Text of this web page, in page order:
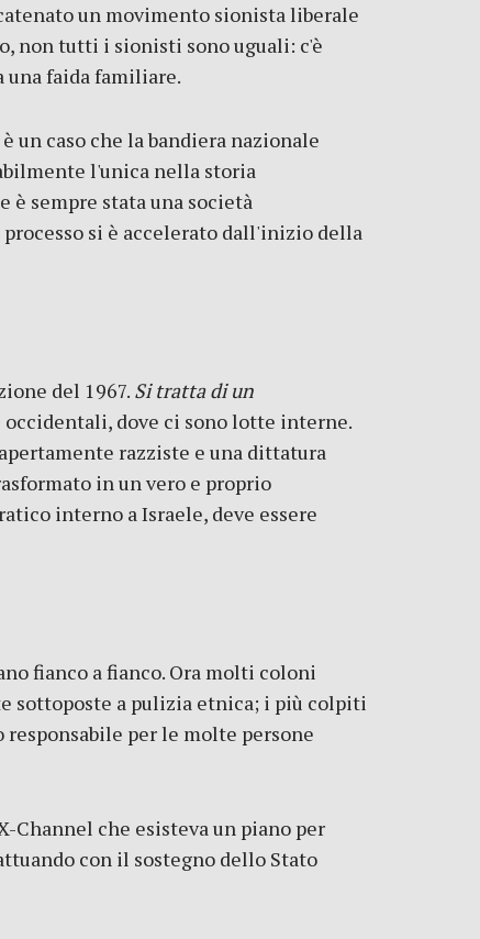
un movimento sionista liberale
non tutti i sionisti sono uguali: c'è
faida familiare.
caso che la bandiera nazionale
l'unica nella storia
è sempre stata una società
si è accelerato dall'inizio della
del 1967. Si tratta di un
occidentali, dove ci sono lotte interne.
razziste e una dittatura
in un vero e proprio
interno a Israele, deve essere
fianco a fianco. Ora molti coloni
sottoposte a pulizia etnica; i più colpiti
per le molte persone
Channel che esisteva un piano per
con il sostegno dello Stato